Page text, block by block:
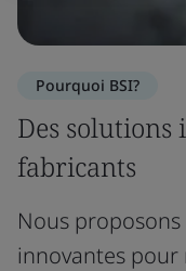
Pourquoi BSI?
Des solutions
fabricants
Nous
innovantes pour